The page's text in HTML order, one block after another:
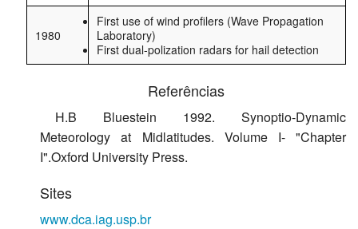
1980
First use of wind profilers (Wave Propagation
Laboratory)
First dual-polization radars for hail detection
Referências
H.B Bluestein 1992. Synoptio-Dynamic
Meteorology at Midlatitudes. Volume I- "Chapter
I".Oxford University Press.
Sites
www.dca.iag.usp.br